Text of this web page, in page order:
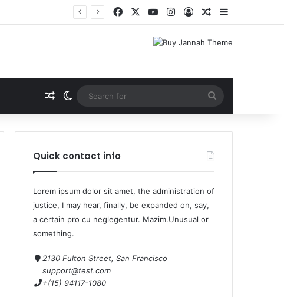
Quick contact info
Lorem ipsum dolor sit amet, the administration of
justice, I may hear, finally, be expanded on, say,
a certain pro cu neglegentur. Mazim.Unusual or
something.
2130 Fulton Street, San Francisco
support@test.com
+(15) 94117-1080